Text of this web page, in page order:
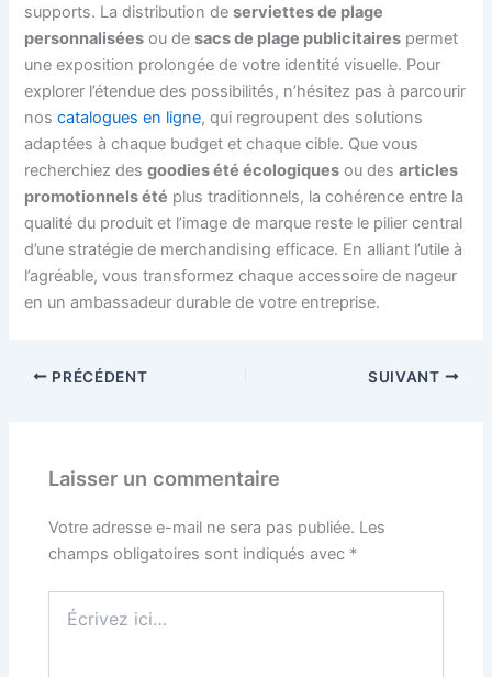
supports. La distribution deserviettes de plage
personnalisées ou desacs de plage publicitaires permet
une exposition prolongée de votre identité visuelle. Pour
explorer l’étendue des possibilités, n’hésitez pas à parcourir
noscatalogues en ligne, qui regroupent des solutions
adaptées à chaque budget et chaque cible. Que vous
recherchiez desgoodies été écologiques ou desarticles
promotionnels été plus traditionnels, la cohérence entre la
qualité du produit et l’image de marque reste le pilier central
d’une stratégie de merchandising efficace. En alliant l’utile à
l’agréable, vous transformez chaque accessoire de nageur
en un ambassadeur durable de votre entreprise.
PRÉCÉDENT SUIVANT
Laisser un commentaire
Votre adresse e-mail ne sera pas publiée. Les
champs obligatoires sont indiqués avec *
ici…